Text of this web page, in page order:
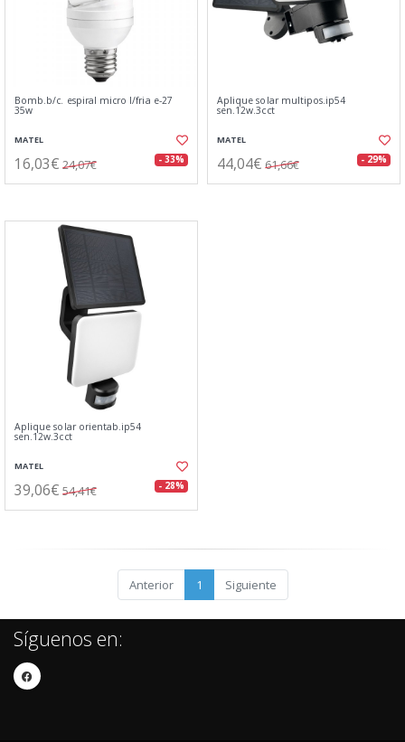
Bomb.b/c. espiral micro l/fria e-27
35w
MATEL
16,03€ 24,07€ - 33%
Aplique solar multipos.ip54
sen.12w.3cct
MATEL
44,04€ 61,66€ - 29%
Aplique solar orientab.ip54
sen.12w.3cct
MATEL
39,06€ 54,41€ - 28%
Anterior 1 Siguiente
Síguenos en: